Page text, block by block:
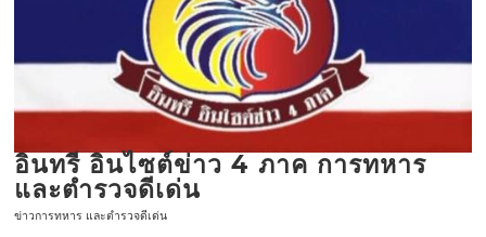
อินทรี อินไซต์ข่าว 4 ภาค การทหาร
และตำรวจดีเด่น
ข่าวการทหาร และตำรวจดีเด่น